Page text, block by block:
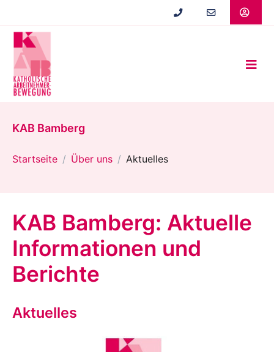
springen
KAB Bamberg
Startseite Über uns Aktuelles
KAB Bamberg: Aktuelle
Informationen und
Berichte
Aktuelles